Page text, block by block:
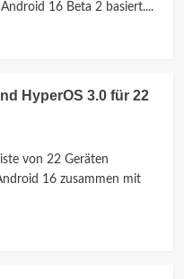
16 Beta 2 basiert....
HyperOS 3.0 für 22
von 22 Geräten
16 zusammen mit